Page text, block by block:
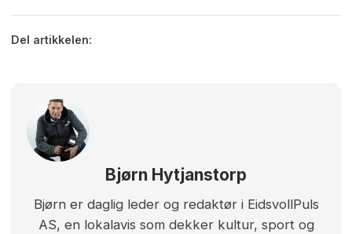
Del artikkelen:
Bjørn Hytjanstorp
Bjørn er daglig leder og redaktør i EidsvollPuls
AS, en lokalavis som dekker kultur, sport og